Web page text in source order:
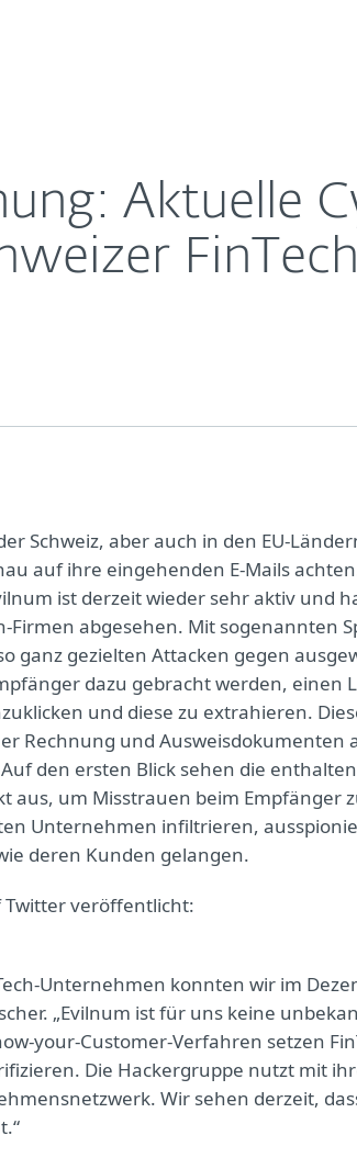
Aktuelle
Schweiz, aber auch in den EU-
auf ihre eingehenden E-Mails
ist derzeit wieder sehr aktiv und
Firmen abgesehen. Mit sogenannten
ganz gezielten Attacken gegen
dazu gebracht werden, einen
und diese zu extrahieren.
Rechnung und Ausweisdokumenten
den ersten Blick sehen die
aus, um Misstrauen beim Empfänger
Unternehmen infiltrieren,
deren Kunden gelangen.
Twitter veröffentlicht:
Unternehmen konnten wir im
„Evilnum ist für uns keine
your-Customer-Verfahren setzen
Die Hackergruppe nutzt mit
Wir sehen derzeit,